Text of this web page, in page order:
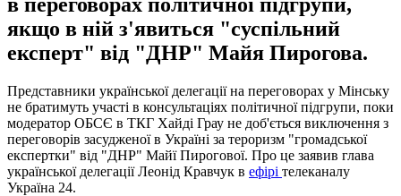
якщо в ній з'явиться "суспільний
експерт" від "ДНР" Майя Пирогова.
Представники української делегації на переговорах у Мінську
не братимуть участі в консультаціях політичної підгрупи, поки
модератор ОБСЄ в ТКГ Хайді Грау не доб'ється виключення з
переговорів засудженої в Україні за тероризм "громадської
експертки" від "ДНР" Майї Пирогової. Про це заявив глава
української делегації Леонід Кравчук в ефірі телеканалу
Україна 24.